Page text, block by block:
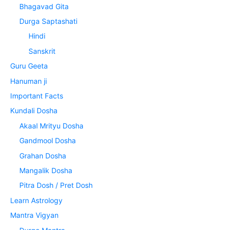
Bhagavad Gita
Durga Saptashati
Hindi
Sanskrit
Guru Geeta
Hanuman ji
Important Facts
Kundali Dosha
Akaal Mrityu Dosha
Gandmool Dosha
Grahan Dosha
Mangalik Dosha
Pitra Dosh / Pret Dosh
Learn Astrology
Mantra Vigyan